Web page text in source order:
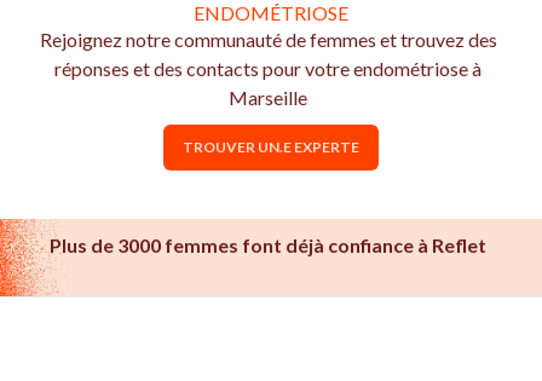
ENDOMÉTRIOSE
Rejoignez notre communauté de femmes et trouvez des
réponses et des contacts pour votre endométriose à
Marseille
TROUVER UN.E EXPERTE
Plus de 3000 femmes font déjà confiance à Reflet